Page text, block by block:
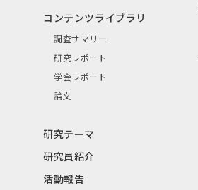
コンテンツライブラリ
調査サマリー
研究レポート
学会レポート
論文
研究テーマ
研究員紹介
活動報告